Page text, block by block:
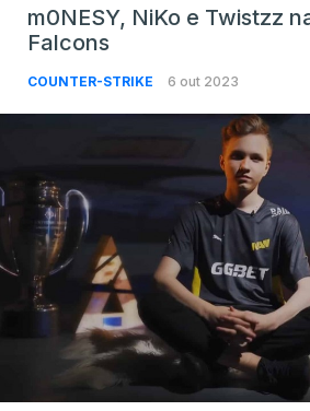
m0NESY, NiKo e Twistzz
Falcons
COUNTER-STRIKE 6 out 2023